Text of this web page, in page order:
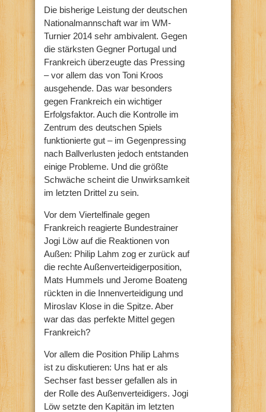
Die bisherige Leistung der deutschen
Nationalmannschaft war im WM-
Turnier 2014 sehr ambivalent. Gegen
die stärksten Gegner Portugal und
Frankreich überzeugte das Pressing
– vor allem das von Toni Kroos
ausgehende. Das war besonders
gegen Frankreich ein wichtiger
Erfolgsfaktor. Auch die Kontrolle im
Zentrum des deutschen Spiels
funktionierte gut – im Gegenpressing
nach Ballverlusten jedoch entstanden
einige Probleme. Und die größte
Schwäche scheint die Unwirksamkeit
im letzten Drittel zu sein.
Vor dem Viertelfinale gegen
Frankreich reagierte Bundestrainer
Jogi Löw auf die Reaktionen von
Außen: Philip Lahm zog er zurück auf
die rechte Außenverteidigerposition,
Mats Hummels und Jerome Boateng
rückten in die Innenverteidigung und
Miroslav Klose in die Spitze. Aber
war das das perfekte Mittel gegen
Frankreich?
Vor allem die Position Philip Lahms
ist zu diskutieren: Uns hat er als
Sechser fast besser gefallen als in
der Rolle des Außenverteidigers. Jogi
Löw setzte den Kapitän im letzten